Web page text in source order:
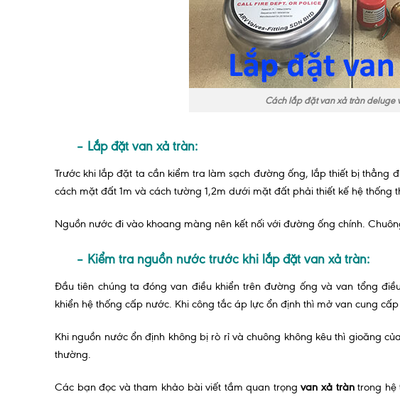
Cách lắp đặt van xả tràn deluge
– Lắp đặt van xả tràn:
Trước khi lắp đặt ta cần kiểm tra làm sạch đường ống, lắp thiết bị thẳng
cách mặt đất 1m và cách tường 1,2m dưới mặt đất phải thiết kế hệ thống
Nguồn nước đi vào khoang màng nên kết nối với đường ống chính.
– Kiểm tra nguồn nước trước khi lắp đặt van xả tràn:
Đầu tiên chúng ta đóng van điều khiển trên đường ống và van tổng
khiển hệ thống cấp nước. Khi công tắc áp lực ổn định thì mở van cung
Khi nguồn nước ổn định không bị rò rỉ và chuông không kêu thì gioăng
thường.
Các bạn đọc và tham khảo bài viết tầm quan trọngvan xả tràntrong hệ